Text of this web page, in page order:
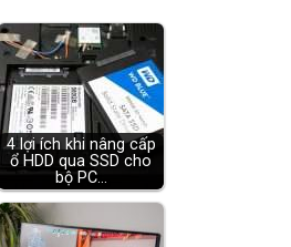
4 lợi ích khi nâng cấp
ổ HDD qua SSD cho
bộ PC…